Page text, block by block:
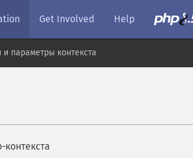
Get Involved Help
и параметры контекста